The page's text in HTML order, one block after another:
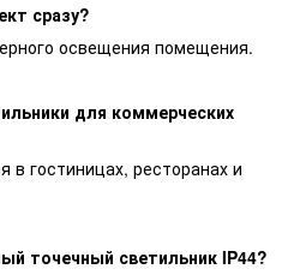
сразу?
освещения помещения.
для коммерческих
в гостиницах, ресторанах и
точечный светильник IP44?